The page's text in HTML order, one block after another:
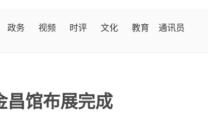
政务 视频 时评 文化 教育 通讯员
昌馆布展完成